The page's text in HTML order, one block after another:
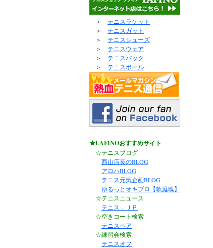
＞ テニスラケット
＞ テニスガット
＞ テニスシューズ
＞ テニスウェア
＞ テニスバック
＞ テニスボール
★LAFINOおすすめサイト
☆テニスブログ
西山店長のBLOG
アロハBLOG
テニス元気企画BLOG
ゆるっとオキブロ【軟庭魂】
☆テニスニュース
テニス．ＪＰ
☆空きコート検索
テニスベア
☆練習会検索
テニスオフ